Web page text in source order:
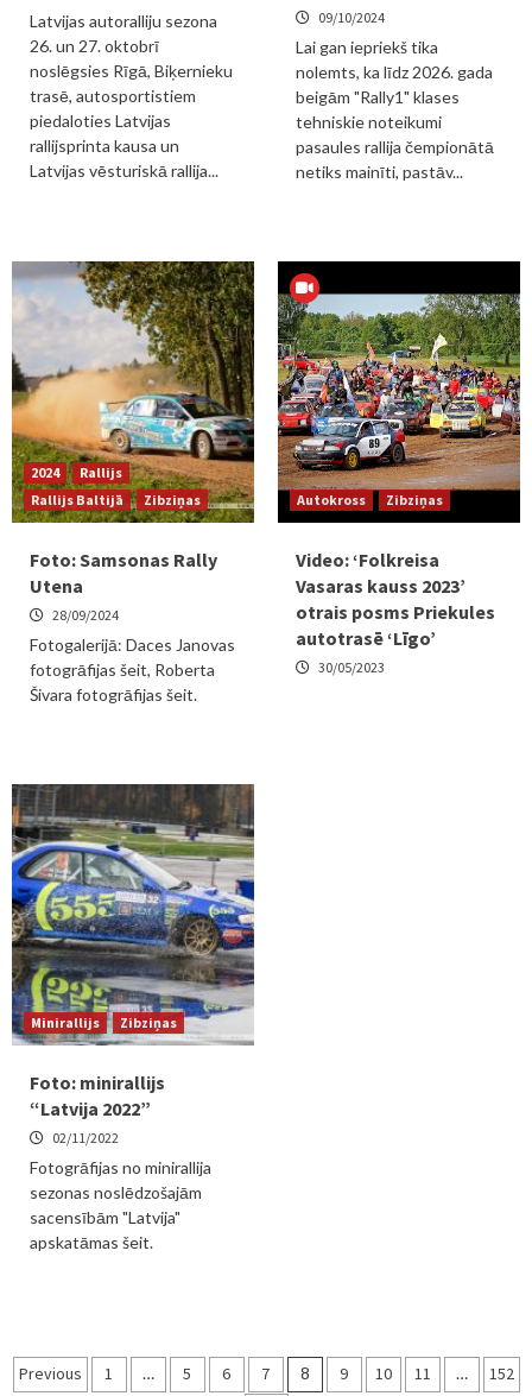
Latvijas autoralliju sezona
26. un 27. oktobrī
noslēgsies Rīgā, Biķernieku
trasē, autosportistiem
piedaloties Latvijas
rallijsprinta kausa un
Latvijas vēsturiskā rallija...
09/10/2024
Lai gan iepriekš tika
nolemts, ka līdz 2026. gada
beigām "Rally1" klases
tehniskie noteikumi
pasaules rallija čempionātā
netiks mainīti, pastāv...
2024
Rallijs
Rallijs Baltijā
Zibziņas
Foto: Samsonas Rally
Utena
28/09/2024
Fotogalerijā: Daces Janovas
fotogrāfijas šeit, Roberta
Šivara fotogrāfijas šeit.
Autokross Zibziņas
Video: ‘Folkreisa
Vasaras kauss 2023’
otrais posms Priekules
autotrasē ‘Līgo’
30/05/2023
Minirallijs Zibziņas
Foto: minirallijs
“Latvija 2022”
02/11/2022
Fotogrāfijas no minirallija
sezonas noslēdzošajām
sacensībām "Latvija"
apskatāmas šeit.
Ziņu
Previous 1 … 5 6 7 8 9 10 11 …
152